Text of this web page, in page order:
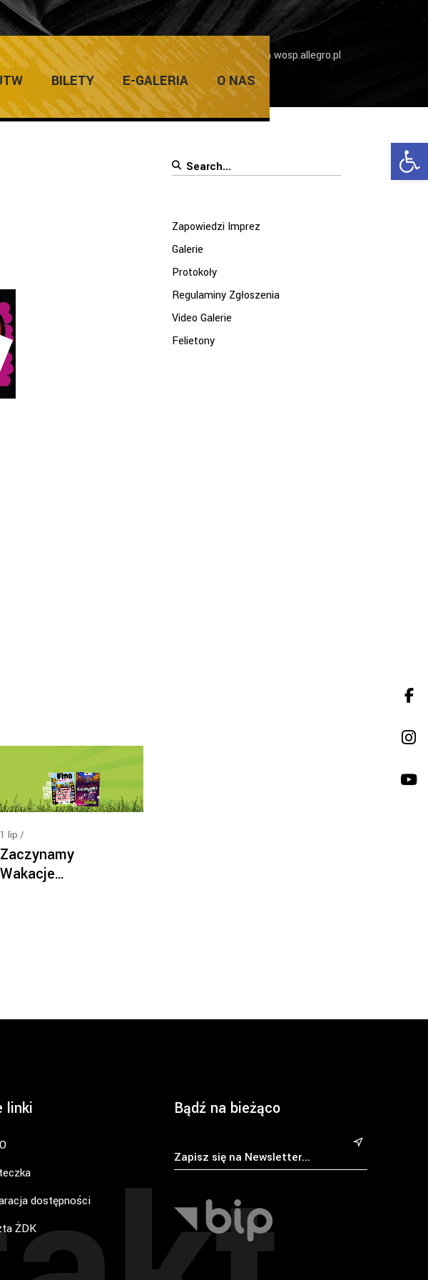
BILETY E-GALERIA O NAS
Home/Zapowiedzi Imprez/Finał WOŚP na aukcjach wosp.allegro.pl
1 lip
Zaczynamy
Wakacje…
Search
Zapowiedzi Imprez
Galerie
Protokoły
Regulaminy Zgłoszenia
Video Galerie
Felietony
linki
dostępności
ŻDK
Bądź na bieżąco
&